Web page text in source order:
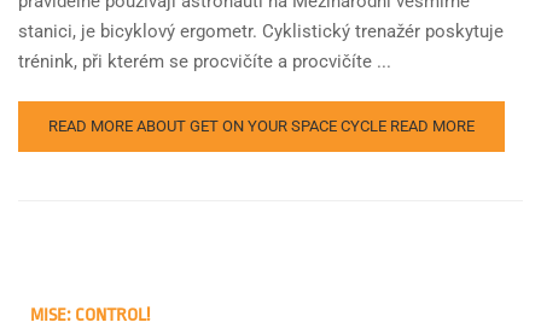
stanici, je bicyklový ergometr. Cyklistický trenažér poskytuje
trénink, při kterém se procvičíte a procvičíte ...
READ MORE ABOUT GET ON YOUR SPACE CYCLE READ MORE
MISE: CONTROL!